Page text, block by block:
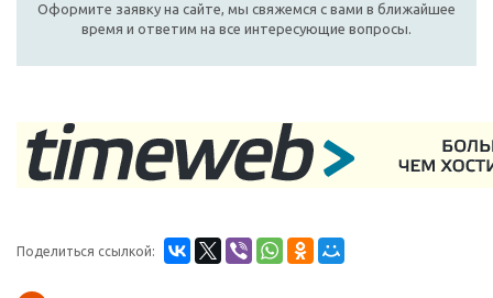
Оформите заявку на сайте, мы свяжемся с вами в ближайшее
время и ответим на все интересующие вопросы.
Поделиться ссылкой: